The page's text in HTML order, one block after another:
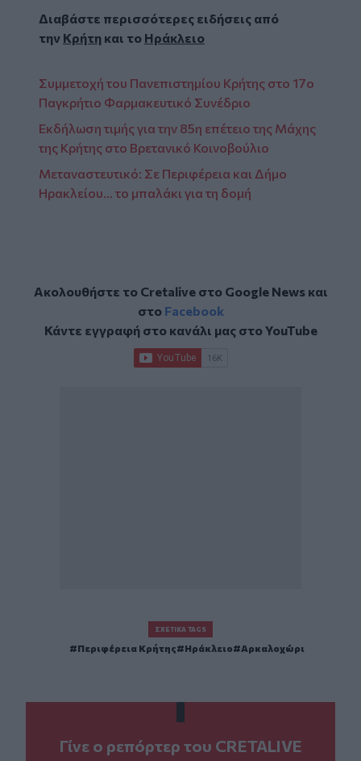
Διαβάστε περισσότερες ειδήσεις από
την Κρήτη και το Ηράκλειο
Συμμετοχή του Πανεπιστημίου Κρήτης στο 17ο
Παγκρήτιο Φαρμακευτικό Συνέδριο
Εκδήλωση τιμής για την 85η επέτειο της Μάχης
της Κρήτης στο Βρετανικό Κοινοβούλιο
Μεταναστευτικό: Σε Περιφέρεια και Δήμο
Ηρακλείου… το μπαλάκι για τη δομή
Ακολουθήστε το Cretalive στο Google Newsκαι
στο Facebook
Κάντε εγγραφή στο κανάλι μας στοYouTube
ΣΧΕΤΙΚΆ TAGS
Περιφέρεια Κρήτης Ηράκλειο Αρκαλοχώρι
Γίνε ο ρεπόρτερ του CRETALIVE